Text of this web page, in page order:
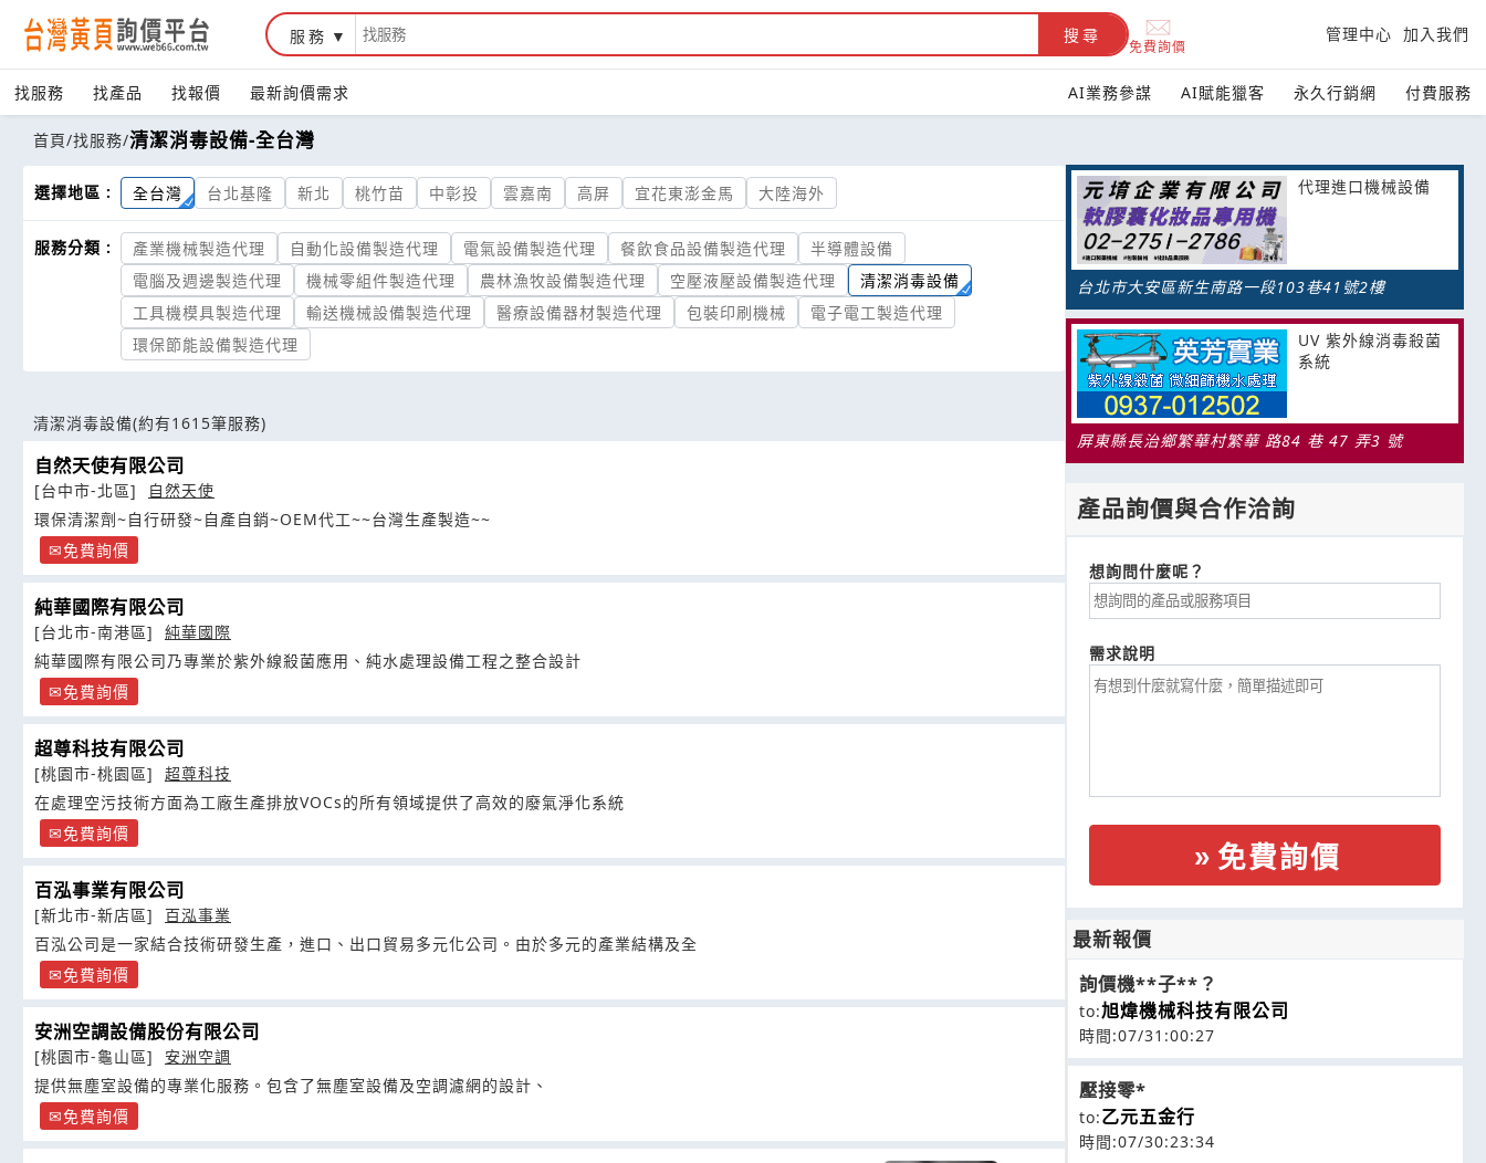
服務 搜尋
免費詢價
管理中心 加入我們
找服務 找產品 找報價 最新詢價需求 AI業務參謀 AI賦能獵客 永久行銷網 付費服務
首頁/找服務/清潔消毒設備-全台灣
選擇地區 : 全台灣 台北基隆 新北 桃竹苗 中彰投 雲嘉南 高屏 宜花東澎金馬 大陸海外
服務分類 : 產業機械製造代理 自動化設備製造代理 電氣設備製造代理 餐飲食品設備製造代理
半導體設備
電腦及週邊製造代理
機械零組件製造代理 農林漁牧設備製造代理 空壓液壓設備製造代理
清潔消毒設備
工具機模具製造代理
輸送機械設備製造代理 醫療設備器材製造代理 包裝印刷機械
電子電工製造代理
環保節能設備製造代理
清潔消毒設備(約有1615筆服務)
自然天使有限公司
[台中市-北區]
自然天使
環保清潔劑~自行研發~自產自銷~OEM代工~~台灣生產製造~~
免費詢價
純華國際有限公司
[台北市-南港區]
純華國際
純華國際有限公司乃專業於紫外線殺菌應用、純水處理設備工程之整合設計
免費詢價
超尊科技有限公司
[桃園市-桃園區]
超尊科技
在處理空污技術方面為工廠生產排放VOCs的所有領域提供了高效的廢氣淨化系統
免費詢價
百泓事業有限公司
[新北市-新店區]
百泓事業
百泓公司是一家結合技術研發生產，進口、出口貿易多元化公司。由於多元的產業結構及全
免費詢價
安洲空調設備股份有限公司
[桃園市-龜山區]
安洲空調
提供無塵室設備的專業化服務。包含了無塵室設備及空調濾網的設計、
免費詢價
代理進口機械設備
台北市大安區新生南路一段103巷41號2樓
UV 紫外線消毒殺菌
系統
屏東縣長治鄉繁華村繁華 路84 巷 47 弄3 號
產品詢價與合作洽詢
想詢問什麼呢？
需求說明
免費詢價
最新報價
詢價機**子**？
to:旭煒機械科技有限公司
時間:07/31:00:27
壓接零*
to:乙元五金行
時間:07/30:23:34